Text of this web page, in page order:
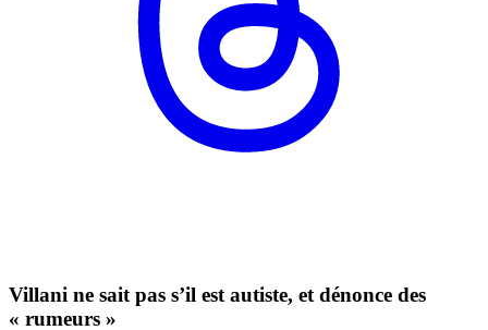
Villani ne sait pas s’il est autiste, et dénonce des
« rumeurs »